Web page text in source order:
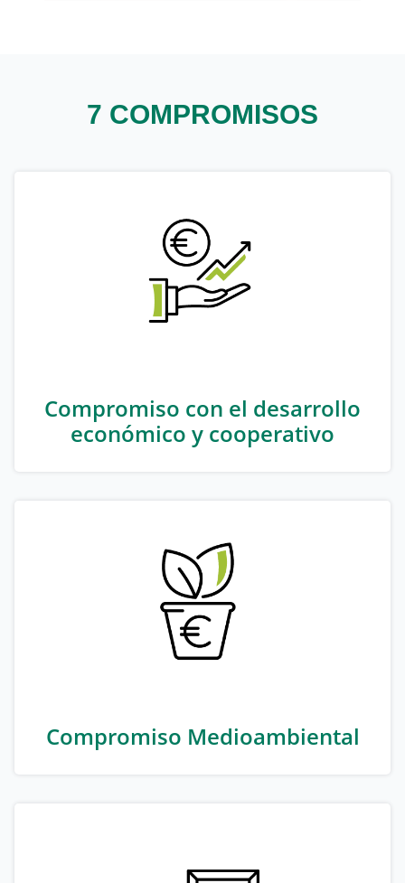
7 COMPROMISOS
Compromiso con el desarrollo
económico y cooperativo
Compromiso Medioambiental